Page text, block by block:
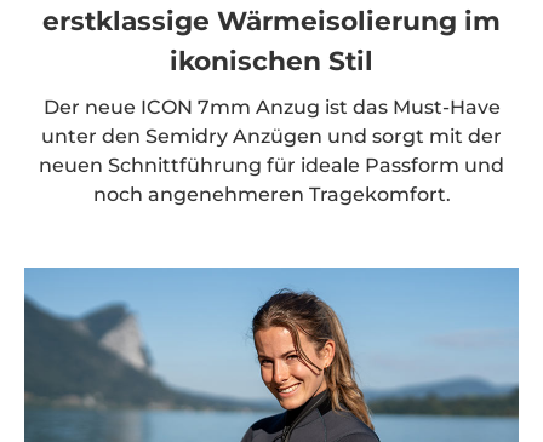
erstklassige Wärmeisolierung im
ikonischen Stil
Der neue ICON 7mm Anzug ist das Must-Have
unter den Semidry Anzügen und sorgt mit der
neuen Schnittführung für ideale Passform und
noch angenehmeren Tragekomfort.